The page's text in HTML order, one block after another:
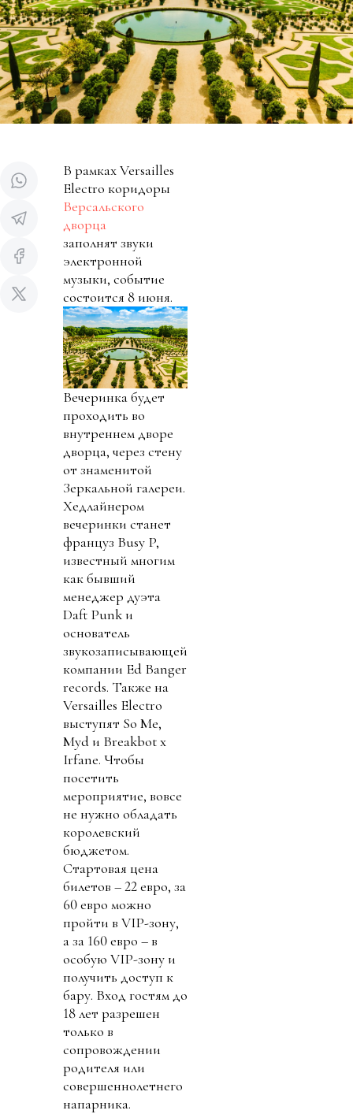
В рамках Versailles
Electro коридоры
Версальского
дворца
заполнят звуки
электронной
музыки, событие
состоится 8 июня.
Вечеринка будет
проходить во
внутреннем дворе
дворца, через стену
от знаменитой
Зеркальной галереи.
Хедлайнером
вечеринки станет
француз Busy P,
известный многим
как бывший
менеджер дуэта
Daft Punk и
основатель
звукозаписывающей
компании Ed Banger
records. Также на
Versailles Electro
выступят So Me,
Myd и Breakbot x
Irfane. Чтобы
посетить
мероприятие, вовсе
не нужно обладать
королевский
бюджетом.
Стартовая цена
билетов – 22 евро, за
60 евро можно
пройти в VIP-зону,
а за 160 евро – в
особую VIP-зону и
получить доступ к
бару. Вход гостям до
18 лет разрешен
только в
сопровождении
родителя или
совершеннолетнего
напарника.